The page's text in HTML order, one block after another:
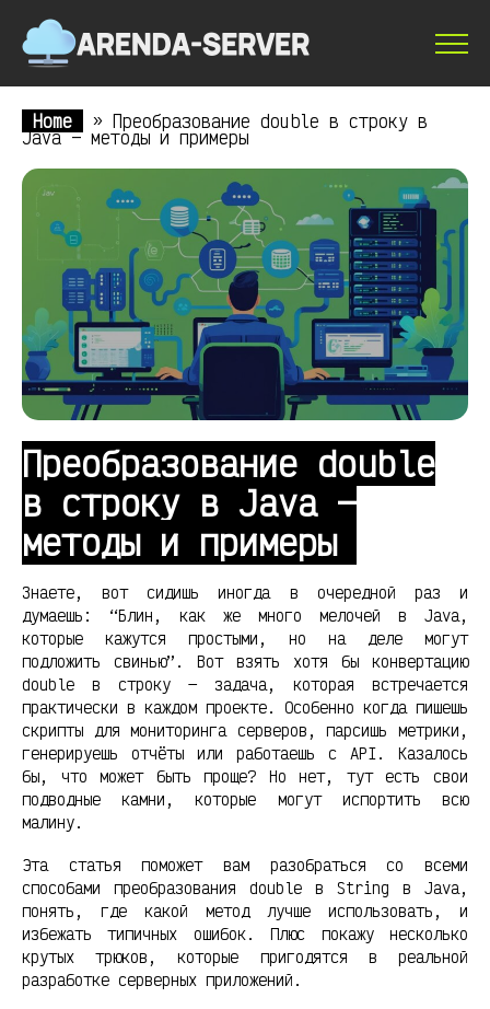
Home » Преобразование double в строку в
Java — методы и примеры
Преобразование double
в строку в Java —
методы и примеры
Знаете, вот сидишь иногда в очередной раз и
думаешь: “Блин, как же много мелочей в Java,
которые кажутся простыми, но на деле могут
подложить свинью”. Вот взять хотя бы конвертацию
double в строку — задача, которая встречается
практически в каждом проекте. Особенно когда пишешь
скрипты для мониторинга серверов, парсишь метрики,
генерируешь отчёты или работаешь с API. Казалось
бы, что может быть проще? Но нет, тут есть свои
подводные камни, которые могут испортить всю
малину.
Эта статья поможет вам разобраться со всеми
способами преобразования double в String в Java,
понять, где какой метод лучше использовать, и
избежать типичных ошибок. Плюс покажу несколько
крутых трюков, которые пригодятся в реальной
разработке серверных приложений.